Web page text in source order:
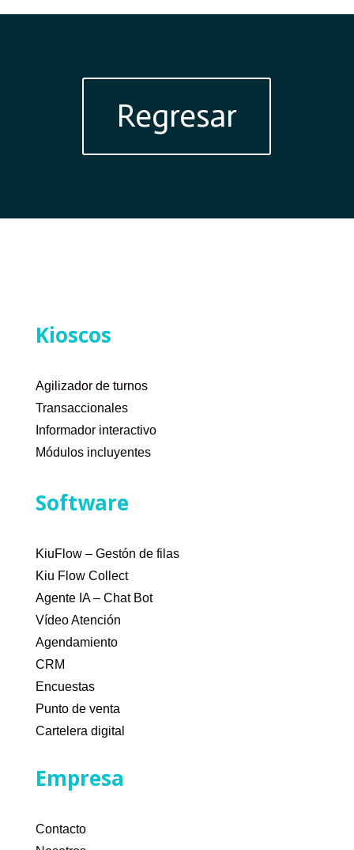
Regresar
Kioscos
Agilizador de turnos
Transaccionales
Informador interactivo
Módulos incluyentes
Software
KiuFlow – Gestón de filas
Kiu Flow Collect
Agente IA – Chat Bot
Vídeo Atención
Agendamiento
CRM
Encuestas
Punto de venta
Cartelera digital
Empresa
Contacto